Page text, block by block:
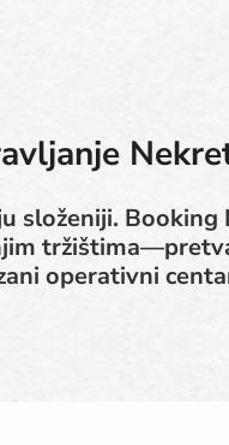
složeniji. Booking
operativni